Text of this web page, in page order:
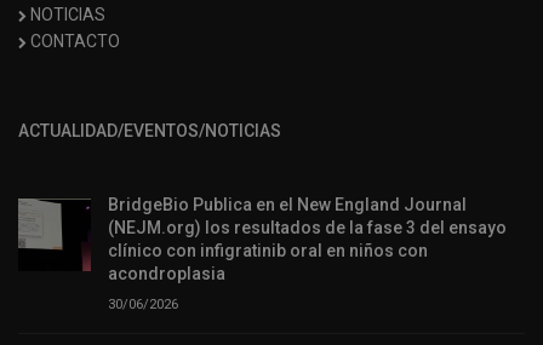
NOTICIAS
CONTACTO
ACTUALIDAD/EVENTOS/NOTICIAS
BridgeBio Publica en el New England Journal
(NEJM.org) los resultados de la fase 3 del ensayo
clínico con infigratinib oral en niños con
acondroplasia
30/06/2026